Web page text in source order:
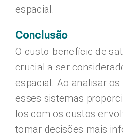
espacial.
Conclusão
O custo-benefício de
crucial a ser
espacial. Ao analisar
esses sistemas
los com os custos
tomar decisões mais